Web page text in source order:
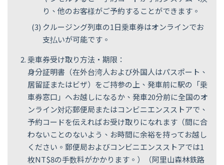
り、他のお客様がご予約することができます。
クルージング列車の1日乗車券はオンラインでお
支払いが可能です。
乗車券受け取り方法・期限：
身分証明書（在外台湾人および外国人はパスポート、
居留証またはビザ）をご持参の上、発車前に駅の「乗
車券窓口」へお越しになるか、発車20分前に全国のオ
ンライン対応郵便局またはコンビニエンスストアで、
予約コードを伝えればお受け取りになれます（間に合
わないことのないよう、お時間に余裕を持ってお越し
ください。郵便局およびコンビニエンスストアでは1
枚NT$8の手数料がかかります。）（阿里山森林鉄路